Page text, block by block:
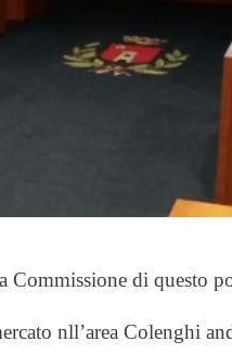
Commissione di questo
nll’area Colenghi